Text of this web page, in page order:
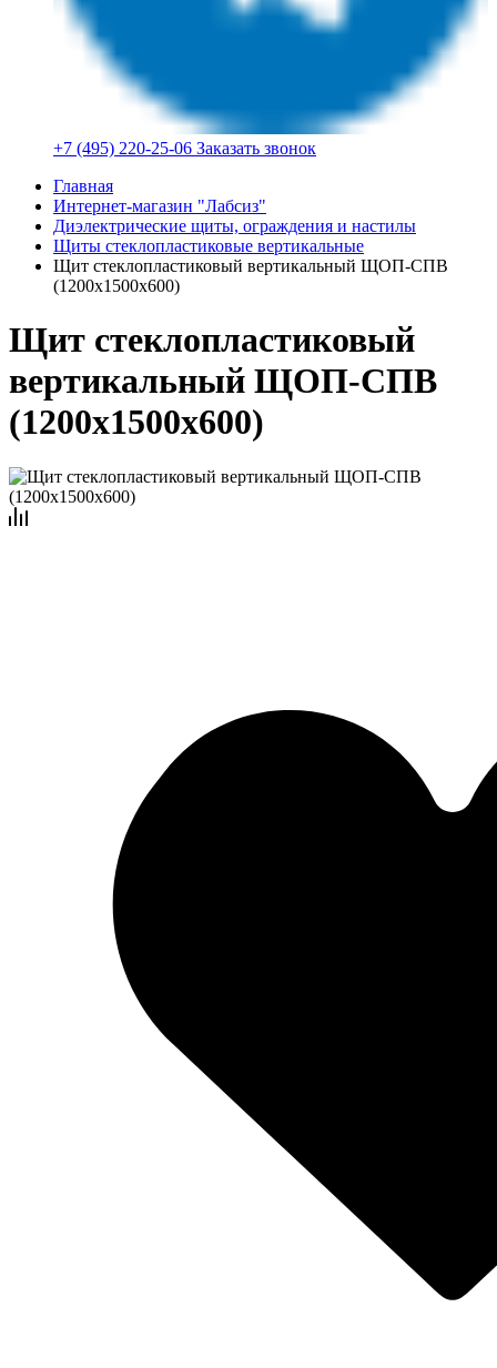
+7 (495) 220-25-06 Заказать звонок
Главная
Интернет-магазин "Лабсиз"
Диэлектрические щиты, ограждения и настилы
Щиты стеклопластиковые вертикальные
Щит стеклопластиковый вертикальный ЩОП-СПВ
(1200х1500х600)
Щит стеклопластиковый
вертикальный ЩОП-СПВ
(1200х1500х600)